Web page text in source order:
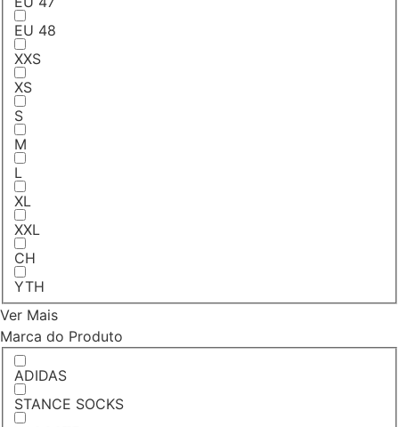
EU 48
XXS
XS
S
M
L
XL
XXL
CH
YTH
Ver Mais
Marca do Produto
ADIDAS
STANCE SOCKS